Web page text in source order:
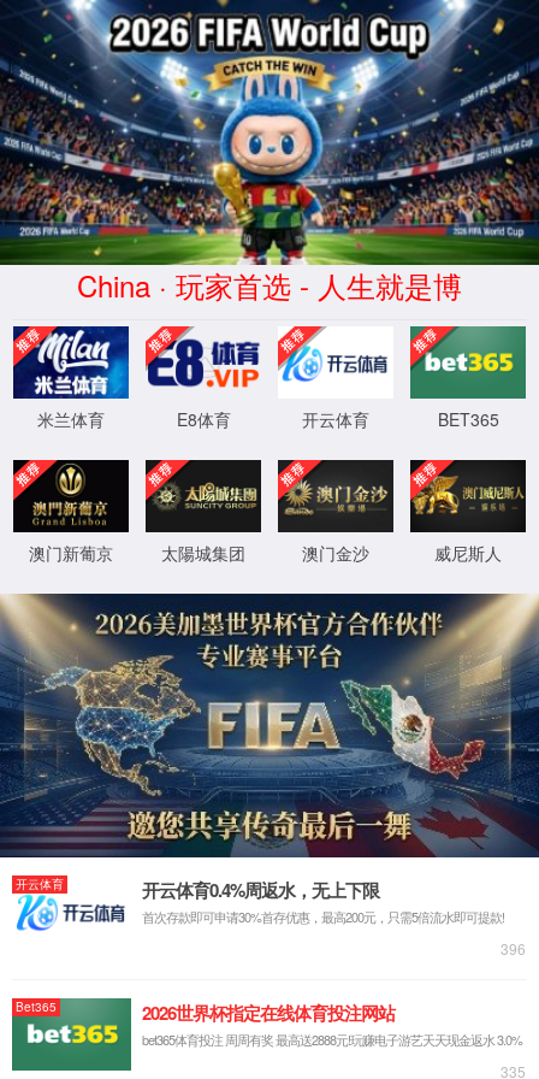
2026买世界杯赛事网站(中国
区)-Official website
返回首页